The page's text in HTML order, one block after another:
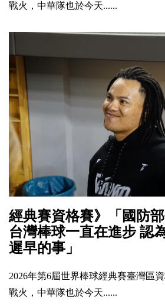
戰火，中華隊也於今天......
經典賽資格賽》「國防
台灣棒球一直在進步 認
遲早的事」
2026年第6屆世界棒球經典賽臺灣區
戰火，中華隊也於今天......